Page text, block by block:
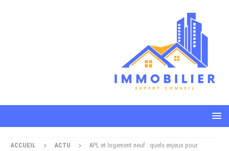
ACCUEIL ACTU
APL et logement neuf : quels enjeux pour